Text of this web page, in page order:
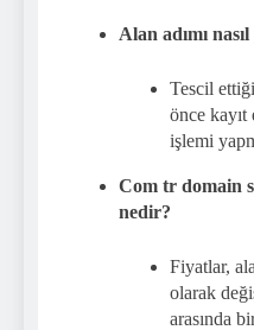
Alan adımı
Tescil
önce
işlemi
Com tr domain
nedir?
Fiyatlar,
olarak
arasında